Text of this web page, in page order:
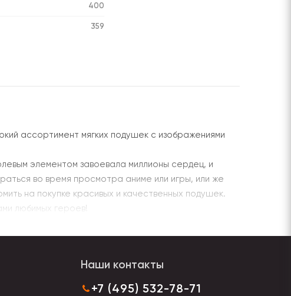
400
359
ассортимент мягких подушек с изображениями
элементом завоевала миллионы сердец, и
во время просмотра аниме или игры, или же
на покупке красивых и качественных подушек.
любимых героев!
Наши контакты
+7 (495) 532-78-71